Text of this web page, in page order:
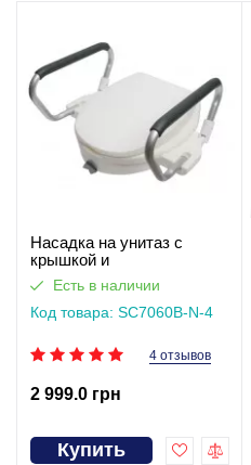
Насадка на унитаз с
крышкой и
подлокотниками
SC7060B-N-4
Есть в наличии
Код товара: SC7060B-N-4
4 отзывов
2 999.0 грн
Купить